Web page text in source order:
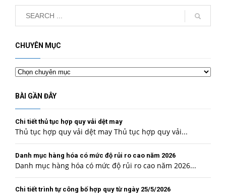
CHUYÊN MỤC
Chuyên
mục
BÀI GẦN ĐÂY
Chi tiết thủ tục hợp quy vải dệt may
Thủ tục hợp quy vải dệt may Thủ tục hợp quy vải...
Danh mục hàng hóa có mức độ rủi ro cao năm 2026
Danh mục hàng hóa có mức độ rủi ro cao năm 2026...
Chi tiết trình tự công bố hợp quy từ ngày 25/5/2026